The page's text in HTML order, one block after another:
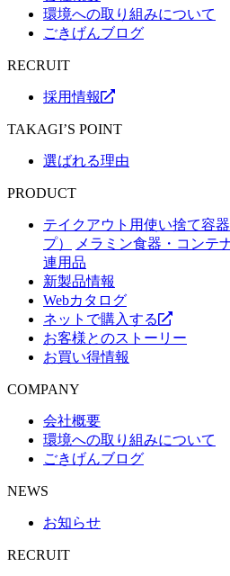
環境への取り組みについて
ごきげんブログ
RECRUIT
採用情報
TAKAGI’S POINT
選ばれる理由
PRODUCT
テイクアウト用使い捨て容器
プ）
メラミン食器・コンテ
連用品
新製品情報
Webカタログ
ネットで購入する
お客様とのストーリー
お買い得情報
COMPANY
会社概要
環境への取り組みについて
ごきげんブログ
NEWS
お知らせ
RECRUIT